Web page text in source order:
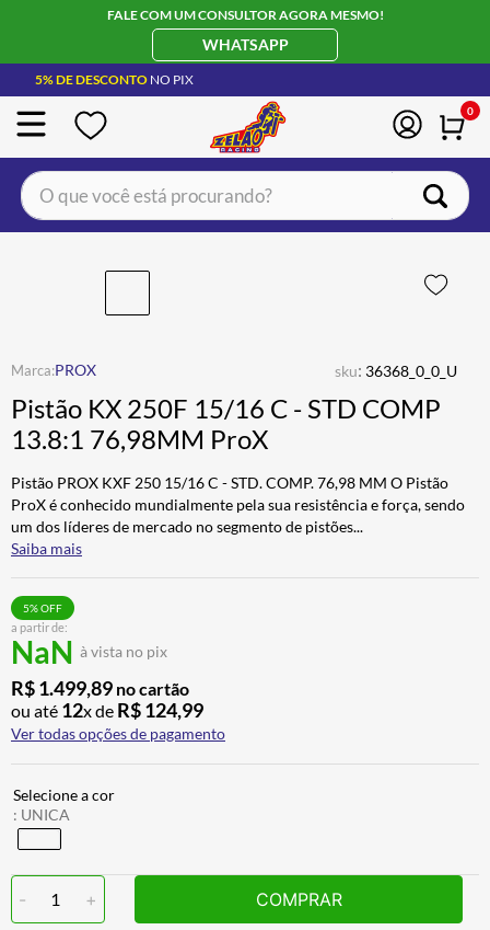
FALE COM UM CONSULTOR AGORA MESMO!
WHATSAPP
5% DE DESCONTO NO PIX
0
O que você está procurando?
PROX sku: 36368_0_0_U
Pistão KX 250F 15/16 C - STD COMP
13.8:1 76,98MM ProX
Pistão PROX KXF 250 15/16 C - STD. COMP. 76,98 MM O Pistão
ProX é conhecido mundialmente pela sua resistência e força, sendo
um dos líderes de mercado no segmento de pistões...
Saiba mais
a partir de:
NaN à vista no pix
5% OFF
R$1.499,89 no cartão
ou até 12x de R$124,99
Ver todas opções de pagamento
: UNICA
- 1 + COMPRAR
CAPACETE LS2
BOTA
5º LUVA
7º CALÇA
8º ALPINESTAR
9º AIROH
10º